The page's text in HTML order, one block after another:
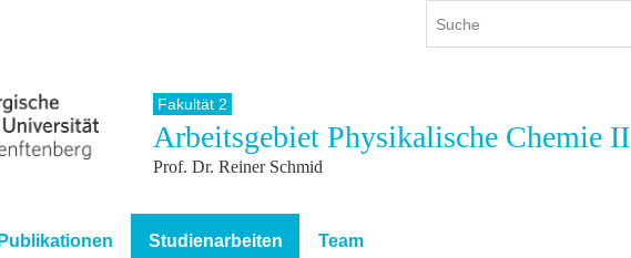
Studium
Studienangebot
Im Studium
International
Internationales Profil
Mit der BTU ins Ausland
Weiterbildung
Fakultät 2
Arbeitsgebiet Physikalische Chemie II
Prof. Dr. Reiner Schmid
Publikationen Studienarbeiten Team